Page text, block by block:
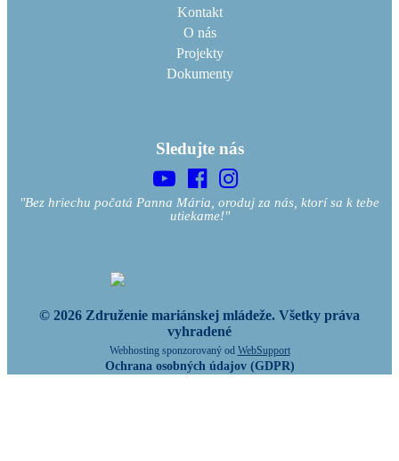
Kontakt
O nás
Projekty
Dokumenty
Sledujte nás
"Bez hriechu počatá Panna Mária, oroduj za nás, ktorí sa k tebe
utiekame!"
© 2026 Združenie mariánskej mládeže. Všetky práva
vyhradené
Webhosting sponzorovaný od WebSupport
Ochrana osobných údajov (GDPR)